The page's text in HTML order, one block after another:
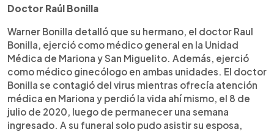
Doctor Raúl Bonilla
Warner Bonilla detalló que su hermano, el doctor Raul
Bonilla, ejerció como médico general en la Unidad
Médica de Mariona y San Miguelito. Además, ejerció
como médico ginecólogo en ambas unidades. El doctor
Bonilla se contagió del virus mientras ofrecía atención
médica en Mariona y perdió la vida ahí mismo, el 8 de
julio de 2020, luego de permanecer una semana
ingresado. A su funeral solo pudo asistir su esposa,